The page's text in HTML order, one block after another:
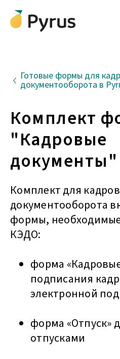
Готовые формы для
документооборота в
Комплект
"Кадровые
документы"
Комплект для
документооборота
формы,
КЭДО:
форма
подписания
электронной
форма «Отпуск»
отпусками